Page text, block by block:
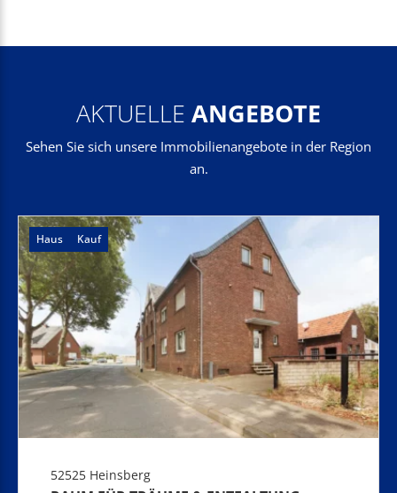
AKTUELLE ANGEBOTE
Sehen Sie sich unsere Immobilienangebote in der Region
an.
Haus Kauf
52525 Heinsberg